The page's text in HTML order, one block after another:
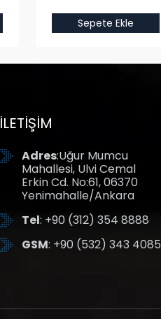
Sepete Ekle
İLETIŞIM
Adres:Uğur Mumcu
Mahallesi, Ulvi Cemal
Erkin Cd. No:61, 06370
Yenimahalle/Ankara
Tel: +90 (312) 354 8888
GSM: +90 (532) 343 4085